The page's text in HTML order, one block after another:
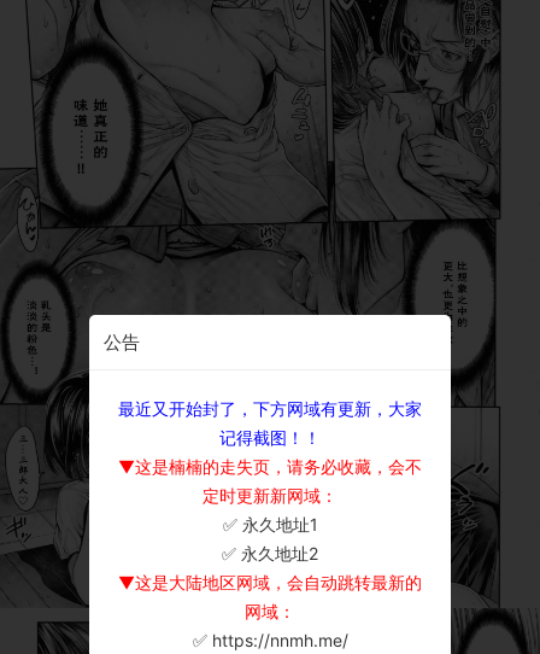
公告
最近又开始封了，下方网域有更新，大家
记得截图！！
▼这是楠楠的走失页，请务必收藏，会不
定时更新新网域：
✅ 永久地址1
✅ 永久地址2
▼这是大陆地区网域，会自动跳转最新的
网域：
✅ https://nnmh.me/